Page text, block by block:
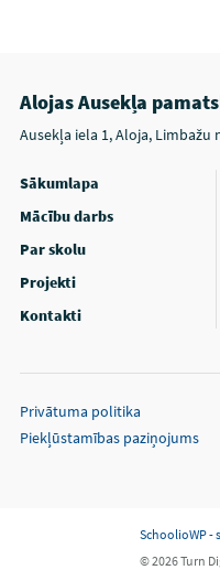
Alojas Ausekļa
Ausekļa iela 1, Aloja, Limbažu
Sākumlapa
Mācību darbs
Par skolu
Projekti
Kontakti
Privātuma politika
Piekļūstamības paziņojums
SchoolioWP -
© 2026 Turn